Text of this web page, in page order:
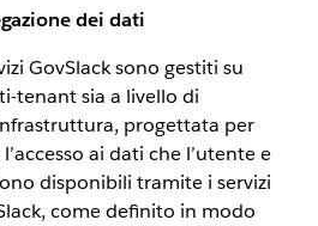
dei dati
GovSlack sono gestiti su
tenant sia a livello di
progettata per
ai dati che l’utente e
disponibili tramite i servizi
come definito in modo